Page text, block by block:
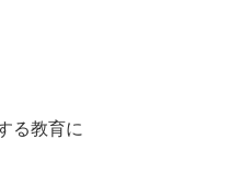
る教育に